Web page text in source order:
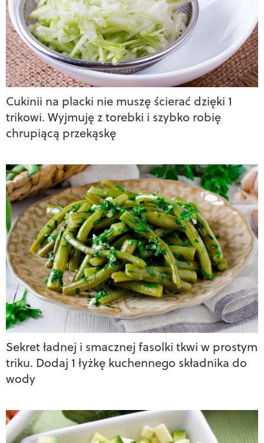
Cukinii na placki nie muszę ścierać dzięki 1
trikowi. Wyjmuję z torebki i szybko robię
chrupiącą przekąskę
Sekret ładnej i smacznej fasolki tkwi w prostym
triku. Dodaj 1 łyżkę kuchennego składnika do
wody